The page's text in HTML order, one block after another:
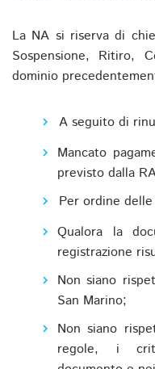
La NA si riserva di
Sospensione, Ritiro,
dominio
A seguito di
Mancato
previsto dalla
Per ordine
Qualora la
registrazione
Non siano
San Marino;
Non siano
regole, i